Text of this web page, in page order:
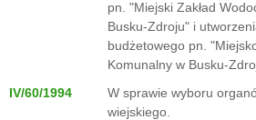
pn. "Miejski Zakład
Busku-Zdroju" i
budżetowego pn.
Komunalny w Busku-
IV/60/1994
W sprawie wyboru
wiejskiego.